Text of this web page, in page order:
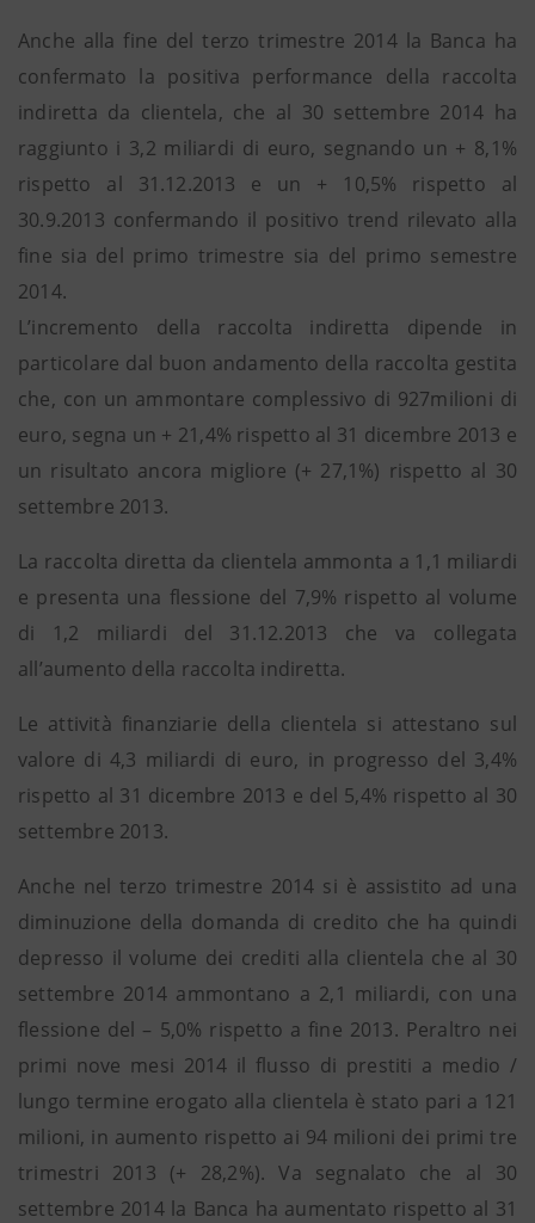
Anche alla fine del terzo trimestre 2014 la Banca ha
confermato la positiva performance della raccolta
indiretta da clientela, che al 30 settembre 2014 ha
raggiunto i 3,2 miliardi di euro, segnando un + 8,1%
rispetto al 31.12.2013 e un + 10,5% rispetto al
30.9.2013 confermando il positivo trend rilevato alla
fine sia del primo trimestre sia del primo semestre
2014.
L’incremento della raccolta indiretta dipende in
particolare dal buon andamento della raccolta gestita
che, con un ammontare complessivo di 927milioni di
euro, segna un + 21,4% rispetto al 31 dicembre 2013 e
un risultato ancora migliore (+ 27,1%) rispetto al 30
settembre 2013.
La raccolta diretta da clientela ammonta a 1,1 miliardi
e presenta una flessione del 7,9% rispetto al volume
di 1,2 miliardi del 31.12.2013 che va collegata
all’aumento della raccolta indiretta.
Le attività finanziarie della clientela si attestano sul
valore di 4,3 miliardi di euro, in progresso del 3,4%
rispetto al 31 dicembre 2013 e del 5,4% rispetto al 30
settembre 2013.
Anche nel terzo trimestre 2014 si è assistito ad una
diminuzione della domanda di credito che ha quindi
depresso il volume dei crediti alla clientela che al 30
settembre 2014 ammontano a 2,1 miliardi, con una
flessione del – 5,0% rispetto a fine 2013. Peraltro nei
primi nove mesi 2014 il flusso di prestiti a medio /
lungo termine erogato alla clientela è stato pari a 121
milioni, in aumento rispetto ai 94 milioni dei primi tre
trimestri 2013 (+ 28,2%). Va segnalato che al 30
settembre 2014 la Banca ha aumentato rispetto al 31